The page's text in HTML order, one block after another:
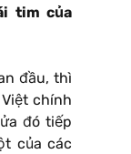
tim của
đầu, thì
chính
đó tiếp
của các